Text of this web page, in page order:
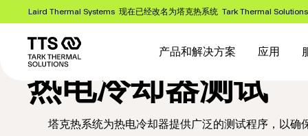
Laird Thermal Systems 现在已经改名为塔克热系统 Tark Thermal
navigation
产品和解决方案 应用
热电冷却器测试
塔克热系统为热电冷却器提供广泛的测试程序，以确